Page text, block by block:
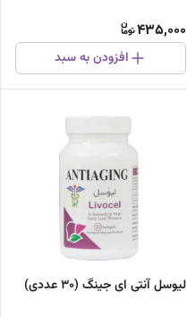
435,000
افزودن به سبد
لیوسل آنتی ای جینگ (30 عددی)